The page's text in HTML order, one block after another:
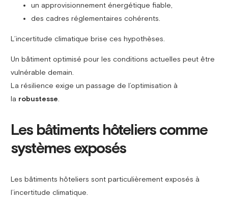
un approvisionnement énergétique fiable,
des cadres réglementaires cohérents.
L’incertitude climatique brise ces hypothèses.
Un bâtiment optimisé pour les conditions actuelles peut être
vulnérable demain.
La résilience exige un passage de l’optimisation à
la robustesse
Les bâtiments hôteliers comme
systèmes exposés
Les bâtiments hôteliers sont particulièrement exposés à
l’incertitude climatique.